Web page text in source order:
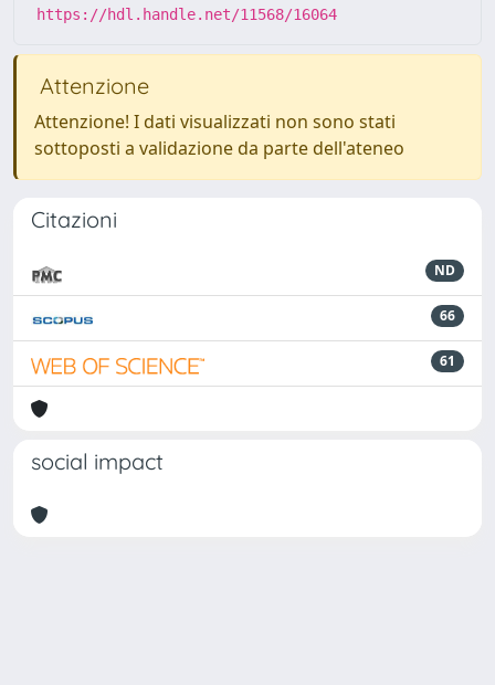
https://hdl.handle.net/11568/16064
Attenzione
Attenzione! I dati visualizzati non sono stati
sottoposti a validazione da parte dell'ateneo
Citazioni
ND
66
61
social impact